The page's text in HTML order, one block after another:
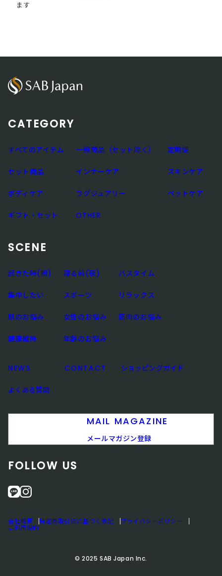
ます
CATEGORY
すべてのアイテム 一般商品（セット除く） 定期便
セット商品 インナーケア スキンケア
ボディケア ラグジュアリー ペットケア
ギフト・セット OTHER
SCENE
起きた時(朝) 寝る前(夜) バスタイム
集中したい スポーツ リラックス
肌のお悩み 女性のお悩み 筋肉のお悩み
健康維持 年齢のお悩み
NEWS CONTACT ショッピングガイド
よくある質問
MAIL MAGAZINE
メールマガジン登録
FOLLOW US
L
E
i
t
会社概要 特定商取引法に基づく表記 プライバシーポリシー
ご利用規約
© 2025 SAB Japan Inc.